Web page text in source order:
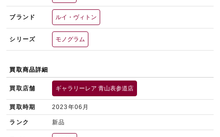
ブランド ルイ・ヴィトン
シリーズ モノグラム
買取商品詳細
買取店舗 ギャラリーレア 青山表参道店
買取時期 2023年06月
ランク 新品